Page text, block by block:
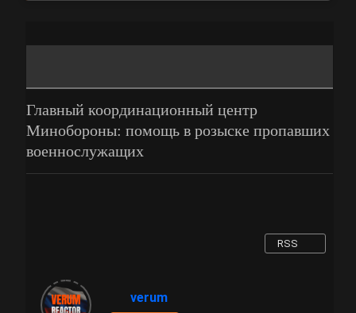
Главный координационный центр
Минобороны: помощь в розыске пропавших
военнослужащих
RSS
verum